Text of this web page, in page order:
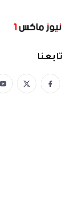
تابعنا
نيوز
نعيم
نشرهم